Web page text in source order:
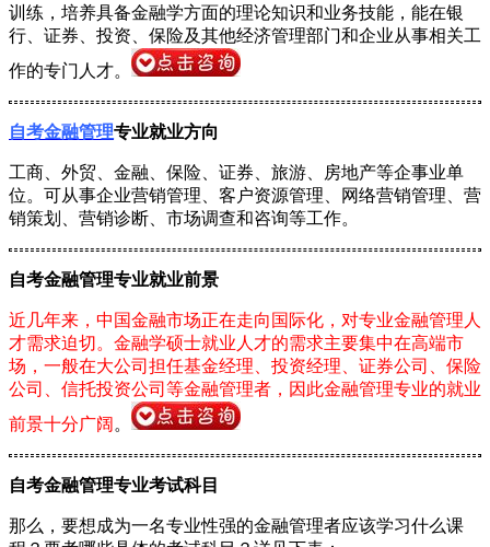
训练，培养具备金融学方面的理论知识和业务技能，能在银
行、证券、投资、保险及其他经济管理部门和企业从事相关工
作的专门人才。
自考金融管理专业就业方向
工商、外贸、金融、保险、证券、旅游、房地产等企事业单
位。可从事企业营销管理、客户资源管理、网络营销管理、营
销策划、营销诊断、市场调查和咨询等工作。
自考金融管理专业就业前景
近几年来，中国金融市场正在走向国际化，对专业金融管理人
才需求迫切。 金融学硕士就业人才的需求主要集中在高端市
场，一般在大公司担任基金经理、投资经理、证券公司、保险
公司、信托投资公司等金融管理者，因此金融管理专业的就业
前景十分广阔 。
自考金融管理专业考试科目
那么，要想成为一名专业性强的金融管理者应该学习什么课